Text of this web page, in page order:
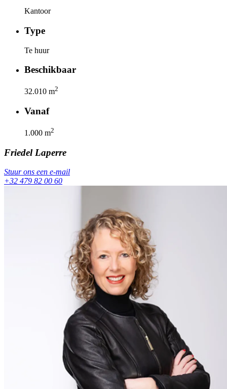
Kantoor
Type
Te huur
Beschikbaar
32.010 m2
Vanaf
1.000 m2
Friedel Laperre
Stuur ons een e-mail
+32 479 82 00 60